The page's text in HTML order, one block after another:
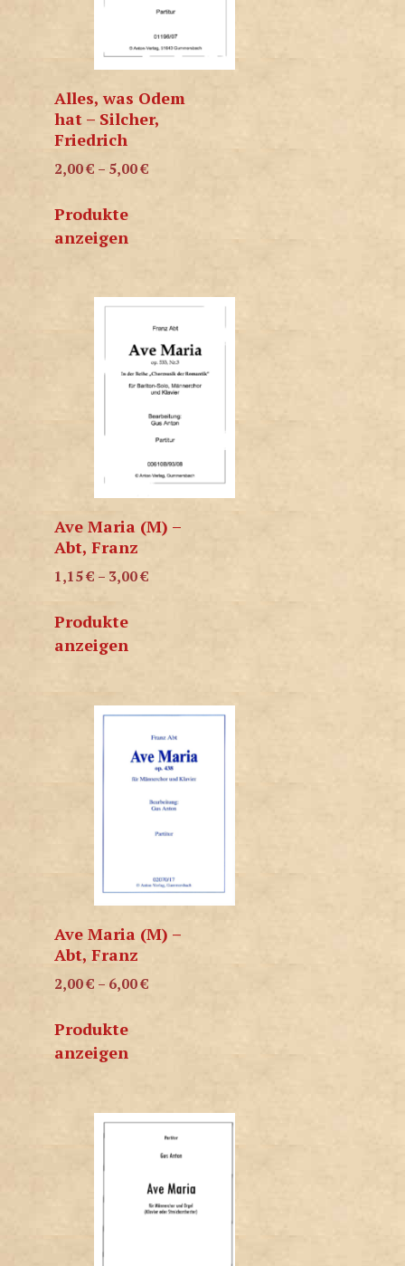
Alles, was Odem
hat – Silcher,
Friedrich
2,00€ – 5,00€
Produkte
anzeigen
Ave Maria (M) –
Abt, Franz
1,15€ – 3,00€
Produkte
anzeigen
Ave Maria (M) –
Abt, Franz
2,00€ – 6,00€
Produkte
anzeigen